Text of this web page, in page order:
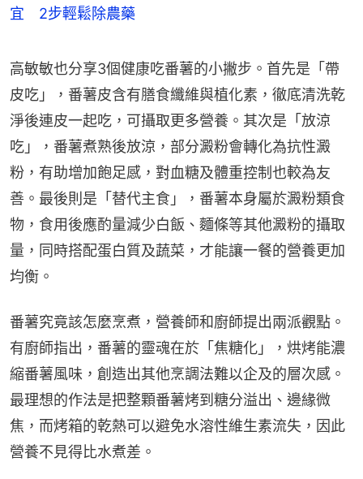
宜 2步輕鬆除農藥
高敏敏也分享3個健康吃番薯的小撇步。首先是「帶
皮吃」，番薯皮含有膳食纖維與植化素，徹底清洗乾
淨後連皮一起吃，可攝取更多營養。其次是「放涼
吃」，番薯煮熟後放涼，部分澱粉會轉化為抗性澱
粉，有助增加飽足感，對血糖及體重控制也較為友
善。最後則是「替代主食」，番薯本身屬於澱粉類食
物，食用後應酌量減少白飯、麵條等其他澱粉的攝取
量，同時搭配蛋白質及蔬菜，才能讓一餐的營養更加
均衡。
番薯究竟該怎麼烹煮，營養師和廚師提出兩派觀點。
有廚師指出，番薯的靈魂在於「焦糖化」，烘烤能濃
縮番薯風味，創造出其他烹調法難以企及的層次感。
最理想的作法是把整顆番薯烤到糖分溢出、邊緣微
焦，而烤箱的乾熱可以避免水溶性維生素流失，因此
營養不見得比水煮差。